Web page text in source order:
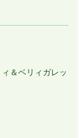
＆ベリィガレッ